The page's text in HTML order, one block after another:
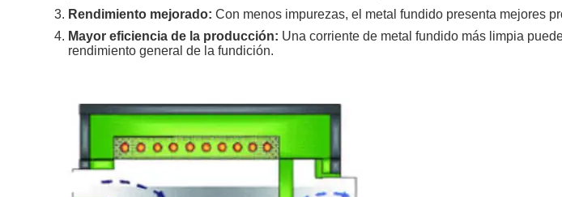
Rendimiento mejorado: Con menos impurezas, el metal fundido presenta mejores
Mayor eficiencia de la producción: Una corriente de metal fundido más limpia
rendimiento general de la fundición.